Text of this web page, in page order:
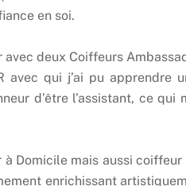
en soi.
avec deux Coiffeurs
avec qui j’ai pu
d’être l’assistant, ce
Domicile mais aussi
enrichissant